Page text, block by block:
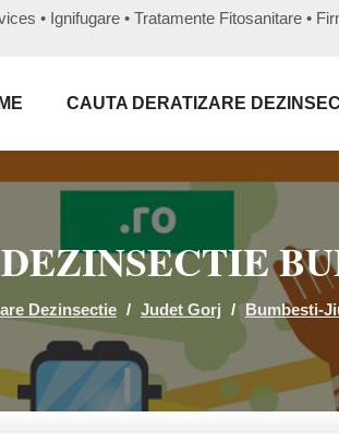
• Ignifugare • Tratamente Fitosanitare •
CAUTA DERATIZARE
Dezinsectie / Judet Gorj / Bumbesti-